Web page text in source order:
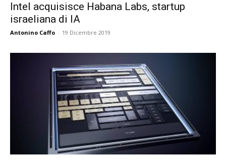
Intel acquisisce Habana Labs, startup
israeliana di IA
Antonino Caffo - 19 Dicembre 2019